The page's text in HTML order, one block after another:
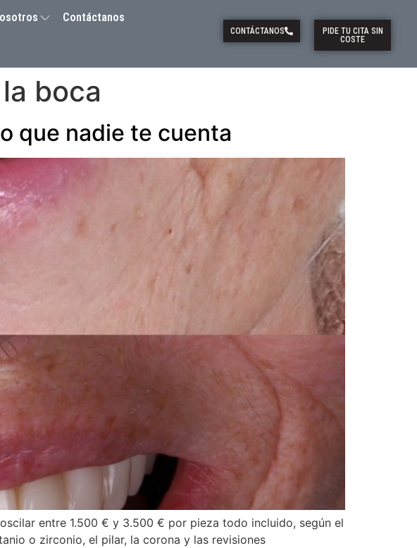
Contáctanos
CONTÁCTANOS
PIDE TU CITA SIN
COSTE
boca
que nadie te cuenta
entre 1.500 € y 3.500 € por pieza todo incluido, según el
o zirconio, el pilar, la corona y las revisiones